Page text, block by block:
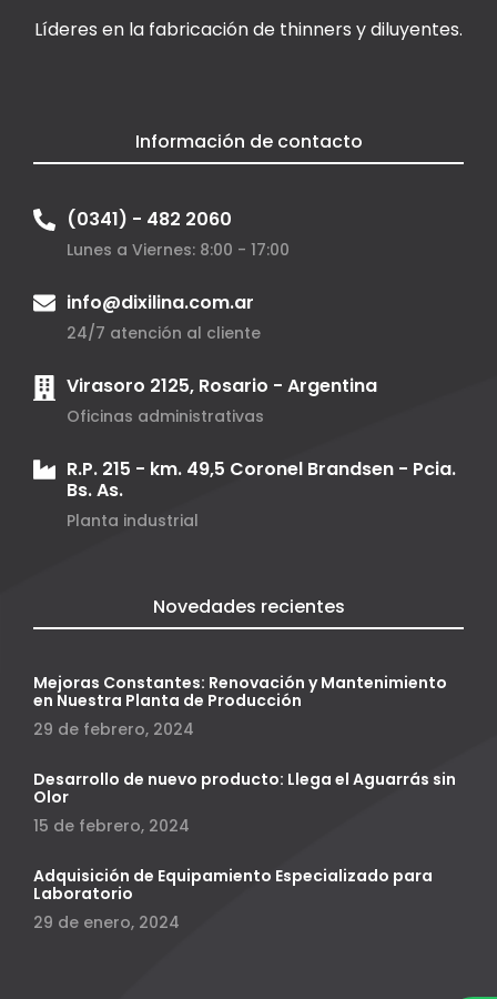
Líderes en la fabricación de thinners y diluyentes.
Información de contacto
(0341) - 482 2060
Lunes a Viernes: 8:00 - 17:00
info@dixilina.com.ar
24/7 atención al cliente
Virasoro 2125, Rosario - Argentina
Oficinas administrativas
R.P. 215 - km. 49,5 Coronel Brandsen - Pcia.
Bs. As.
Planta industrial
Novedades recientes
Mejoras Constantes: Renovación y Mantenimiento
en Nuestra Planta de Producción
29 de febrero, 2024
Desarrollo de nuevo producto: Llega el Aguarrás sin
Olor
15 de febrero, 2024
Adquisición de Equipamiento Especializado para
Laboratorio
29 de enero, 2024